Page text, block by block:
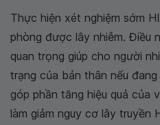
Thực hiện xét nghiệm sớm
phòng được lây nhiễm. Điều
quan trọng giúp cho người
trạng của bản thân nếu
góp phần tăng hiệu quả của
làm giảm nguy cơ lây truyền